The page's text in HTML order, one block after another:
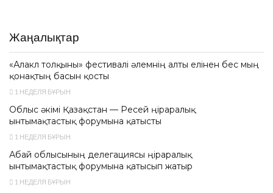
Жаңалықтар
«Алакөл толқыны» фестивалі әлемнің алты елінен бес мың
қонақтың басын қосты
1 НЕДЕЛЯ БҰРЫН
Облыс әкімі Қазақстан — Ресей өңіраралық
ынтымақтастық форумына қатысты
1 НЕДЕЛЯ БҰРЫН
Абай облысының делегациясы өңіраралық
ынтымақтастық форумына қатысып жатыр
1 НЕДЕЛЯ БҰРЫН